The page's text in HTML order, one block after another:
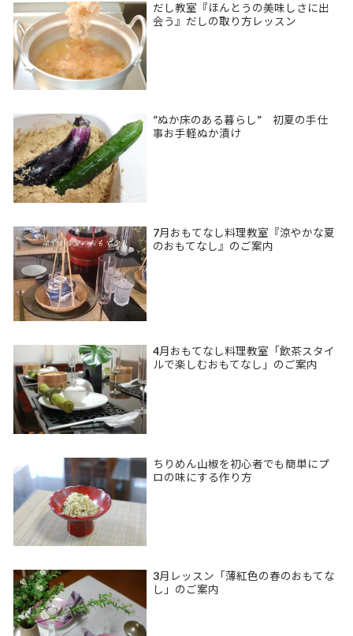
だし教室『ほんとうの美味しさに出
会う』だしの取り方レッスン
”ぬか床のある暮らし” 初夏の手仕
事お手軽ぬか漬け
7月おもてなし料理教室『涼やかな夏
のおもてなし』のご案内
4月おもてなし料理教室「飲茶スタイ
ルで楽しむおもてなし」のご案内
ちりめん山椒を初心者でも簡単にプ
ロの味にする作り方
3月レッスン「薄紅色の春のおもてな
し」のご案内